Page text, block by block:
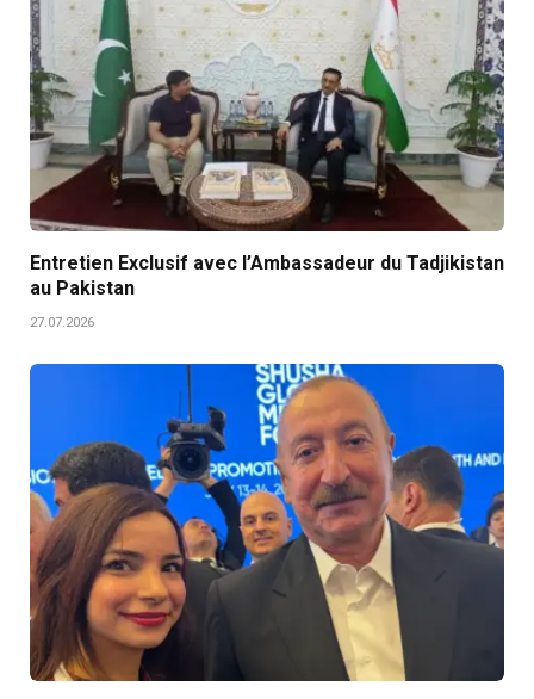
Entretien Exclusif avec l’Ambassadeur du Tadjikistan
au Pakistan
27.07.2026